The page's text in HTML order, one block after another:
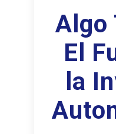
Algo
El
la